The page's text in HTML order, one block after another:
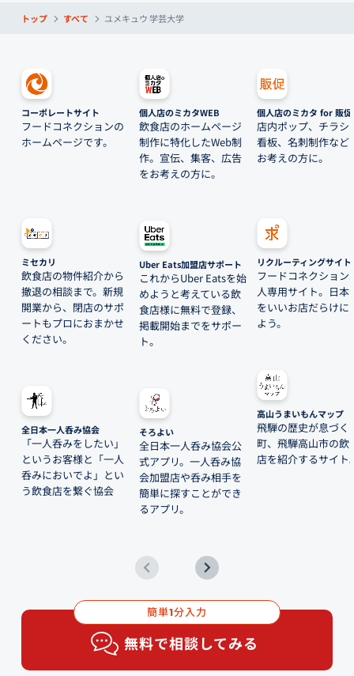
トップ すべて ユメキュウ 学芸大学
コーポレートサイト
フードコネクションの
ホームページです。
ミセカリ
飲食店の物件紹介から
撤退の相談まで。新規
開業から、閉店のサポ
ートもプロにおまかせ
ください。
全日本一人呑み協会
「一人呑みをしたい」
というお客様と「一人
呑みにおいでよ」とい
う飲食店を繋ぐ協会
個人店のミカタWEB
飲食店のホームページ
制作に特化したWeb制
作。宣伝、集客、広告
をお考えの方に。
Uber Eats加盟店サポート
これからUber Eatsを始
めようと考えている飲
食店様に無料で登録、
掲載開始までをサポー
ト。
そろよい
全日本一人呑み協会公
式アプリ。一人呑み協
会加盟店や呑み相手を
簡単に探すことができ
るアプリ。
個人店のミカタ for 販促
店内ポップ、チラシ
看板、名刺制作など
お考えの方に。
リクルーティングサイト
フードコネクション
人専用サイト。日本
をいいお店だらけに
よう。
高山うまいもんマップ
飛騨の歴史が息づく
町、飛騨高山市の飲
店を紹介するサイト
簡単1分入力
無料で相談してみる